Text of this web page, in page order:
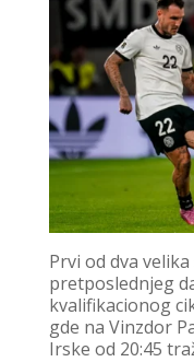
Prvi od dva
pretposlednjeg
kvalifikacionog
gde na Vinzdor
Irske od 20:45